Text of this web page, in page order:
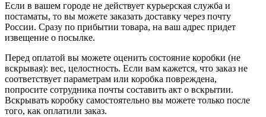
Если в вашем городе не действует курьерская служба и
постаматы, то вы можете заказать доставку через почту
России. Сразу по прибытии товара, на ваш адрес придет
извещение о посылке.
Перед оплатой вы можете оценить состояние коробки (не
вскрывая): вес, целостность. Если вам кажется, что заказ не
соответствует параметрам или коробка повреждена,
попросите сотрудника почты составить акт о вскрытии.
Вскрывать коробку самостоятельно вы можете только после
того, как оплатили заказ.